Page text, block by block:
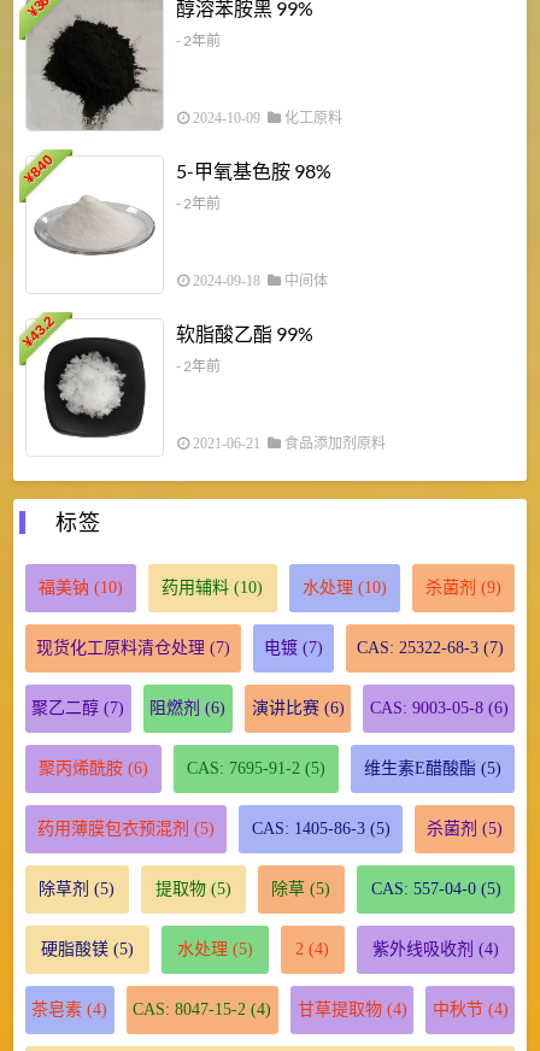
¥ 醇溶苯胺黑 99%
- 2年前
2024-10-09 化工原料
¥
840 5-甲氧基色胺 98%
- 2年前
2024-09-18 中间体
¥
43.2 软脂酸乙酯 99%
- 2年前
2021-06-21 食品添加剂原料
标签
福美钠 (10) 药用辅料 (10) 水处理 (10) 杀菌剂 (9)
现货化工原料清仓处理 (7) 电镀 (7) CAS: 25322-68-3 (7)
聚乙二醇 (7) 阻燃剂 (6) 演讲比赛(6) CAS: 9003-05-8(6)
聚丙烯酰胺(6) CAS: 7695-91-2 (5) 维生素E醋酸酯 (5)
药用薄膜包衣预混剂 (5) CAS: 1405-86-3(5) 杀菌剂 (5)
除草剂 (5) 提取物(5) 除草 (5) CAS: 557-04-0(5)
硬脂酸镁(5) 水处理 (5) 2 (4) 紫外线吸收剂 (4)
茶皂素 (4) CAS: 8047-15-2 (4) 甘草提取物(4) 中秋节(4)